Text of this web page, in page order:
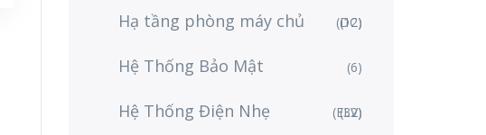
Hạ tầng phòng máy chủ (DC)
(12)
Hệ Thống Bảo Mật (6)
Hệ Thống Điện Nhẹ (ELV)
(32)